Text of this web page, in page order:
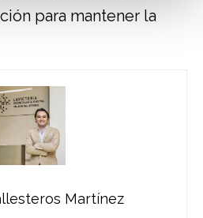
para mantener la
Martínez